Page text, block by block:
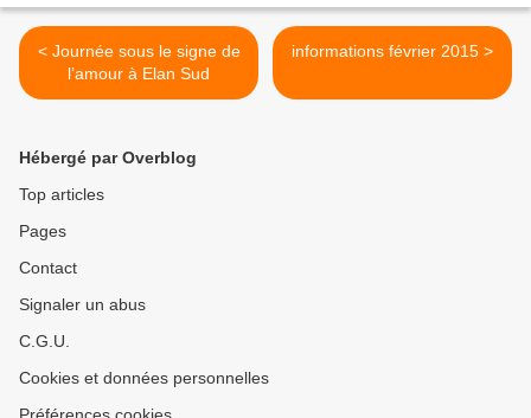
< Journée sous le signe de
l’amour à Elan Sud
informations février 2015 >
Hébergé par Overblog
Top articles
Pages
Contact
Signaler un abus
C.G.U.
Cookies et données personnelles